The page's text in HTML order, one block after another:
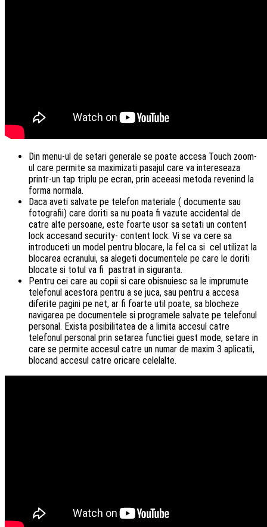
Din menu-ul de setari generale se poate accesa Touch zoom-
ul care permite sa maximizati pasajul care va intereseaza
printr-un tap triplu pe ecran, prin aceeasi metoda revenind la
forma normala.
Daca aveti salvate pe telefon materiale ( documente sau
fotografii) care doriti sa nu poata fi vazute accidental de
catre alte persoane, este foarte usor sa setati un content
lock accesand security- content lock. Vi se va cere sa
introduceti un model pentru blocare, la fel ca si cel utilizat la
blocarea ecranului, sa alegeti documentele pe care le doriti
blocate si totul va fi pastrat in siguranta.
Pentru cei care au copii si care obisnuiesc sa le imprumute
telefonul acestora pentru a se juca, sau pentru a accesa
diferite pagini pe net, ar fi foarte util poate, sa blocheze
navigarea pe documentele si programele salvate pe telefonul
personal. Exista posibilitatea de a limita accesul catre
telefonul personal prin setarea functiei guest mode, setare in
care se permite accesul catre un numar de maxim 3 aplicatii,
blocand accesul catre oricare celelalte.